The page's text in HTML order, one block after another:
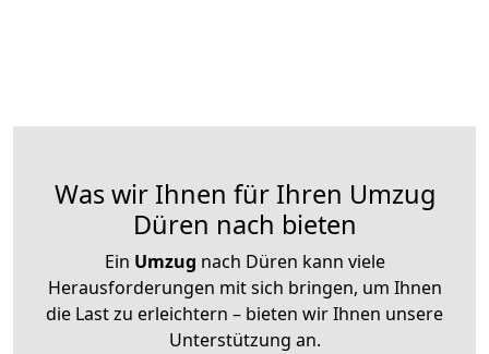
Was wir Ihnen für Ihren Umzug
Düren nach bieten
Ein Umzug nach Düren kann viele
Herausforderungen mit sich bringen, um Ihnen
die Last zu erleichtern – bieten wir Ihnen unsere
Unterstützung an.